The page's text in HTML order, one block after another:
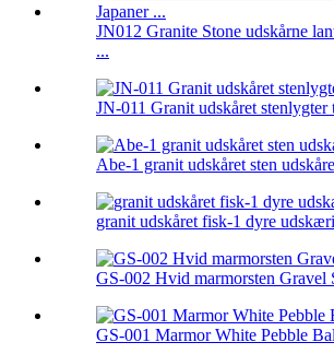
JN012 Granite Stone udskårne
...
JN-011 Granit udskåret stenlygter
Abe-1 granit udskåret sten
granit udskåret fisk-1 dyre
GS-002 Hvid marmorsten Gravel
GS-001 Marmor White Pebble